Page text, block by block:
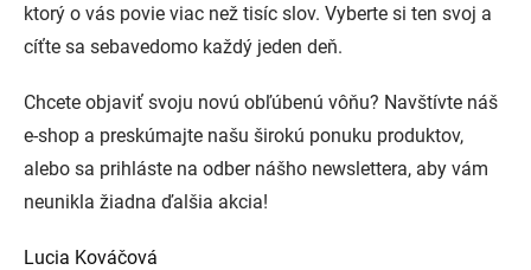
ktorý o vás povie viac než tisíc slov. Vyberte si ten svoj a
cíťte sa sebavedomo každý jeden deň.
Chcete objaviť svoju novú obľúbenú vôňu? Navštívte náš
e-shop a preskúmajte našu širokú ponuku produktov,
alebo sa prihláste na odber nášho newslettera, aby vám
neunikla žiadna ďalšia akcia!
Lucia Kováčová